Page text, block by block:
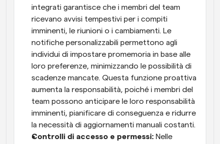
integrati garantisce che i membri del team
ricevano avvisi tempestivi per i compiti
imminenti, le riunioni o i cambiamenti. Le
notifiche personalizzabili permettono agli
individui di impostare promemoria in base alle
loro preferenze, minimizzando le possibilità di
scadenze mancate. Questa funzione proattiva
aumenta la responsabilità, poiché i membri del
team possono anticipare le loro responsabilità
imminenti, pianificare di conseguenza e ridurre
la necessità di aggiornamenti manuali costanti.
Controlli di accesso e permessi: Nelle